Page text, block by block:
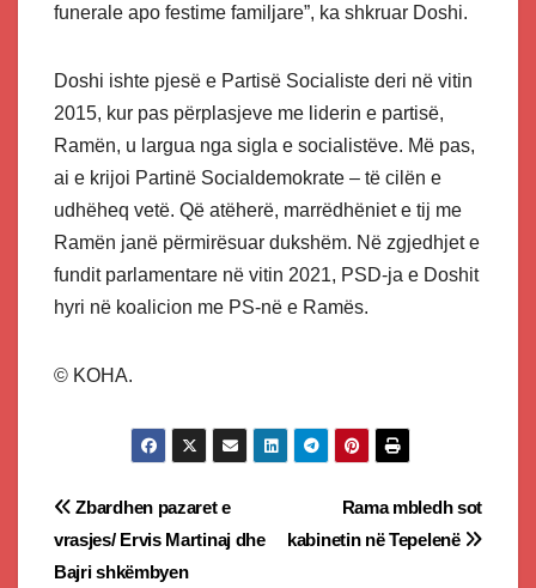
funerale apo festime familjare”, ka shkruar Doshi.
Doshi ishte pjesë e Partisë Socialiste deri në vitin
2015, kur pas përplasjeve me liderin e partisë,
Ramën, u largua nga sigla e socialistëve. Më pas,
ai e krijoi Partinë Socialdemokrate – të cilën e
udhëheq vetë. Që atëherë, marrëdhëniet e tij me
Ramën janë përmirësuar dukshëm. Në zgjedhjet e
fundit parlamentare në vitin 2021, PSD-ja e Doshit
hyri në koalicion me PS-në e Ramës.
© KOHA.
Post
navigation
Rama mbledh sot
kabinetin në Tepelenë
Zbardhen pazaret e
vrasjes/ Ervis Martinaj dhe
Bajri shkëmbyen